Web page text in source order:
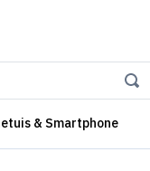
& Smartphone